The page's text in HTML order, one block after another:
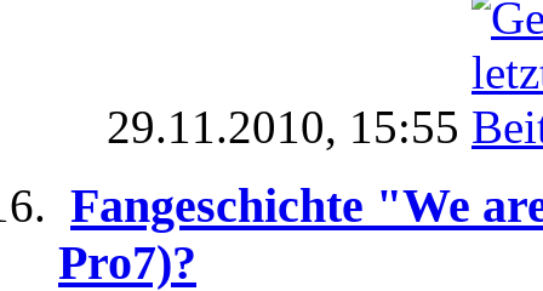
29.11.2010, 15:55
Fangeschichte "We
Pro7)?